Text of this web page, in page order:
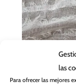
las
Para ofrecer las mejores
Tela para
33,90